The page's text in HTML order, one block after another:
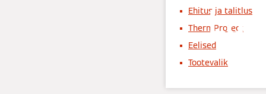
Ehitus ja talitlus
ThermProtect
Eelised
Tootevalik